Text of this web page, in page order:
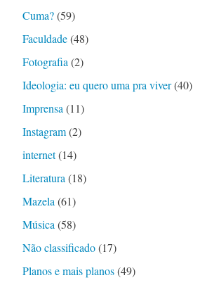
Cuma?(59)
Faculdade(48)
Fotografia (2)
Ideologia: eu quero uma pra viver(40)
Imprensa (11)
Instagram(2)
internet(14)
Literatura (18)
Mazela (61)
Música (58)
Não classificado(17)
Planos e mais planos(49)